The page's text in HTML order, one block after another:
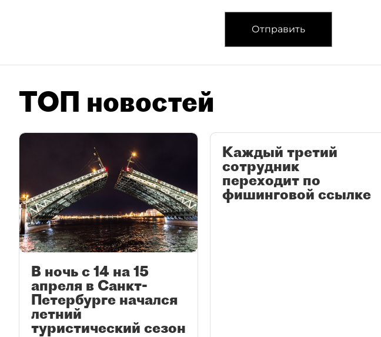
Отправить
ТОП новостей
В ночь с 14 на 15
апреля в Санкт-
Петербурге начался
летний
туристический сезон
Каждый третий
сотрудник
переходит по
фишинговой ссылке